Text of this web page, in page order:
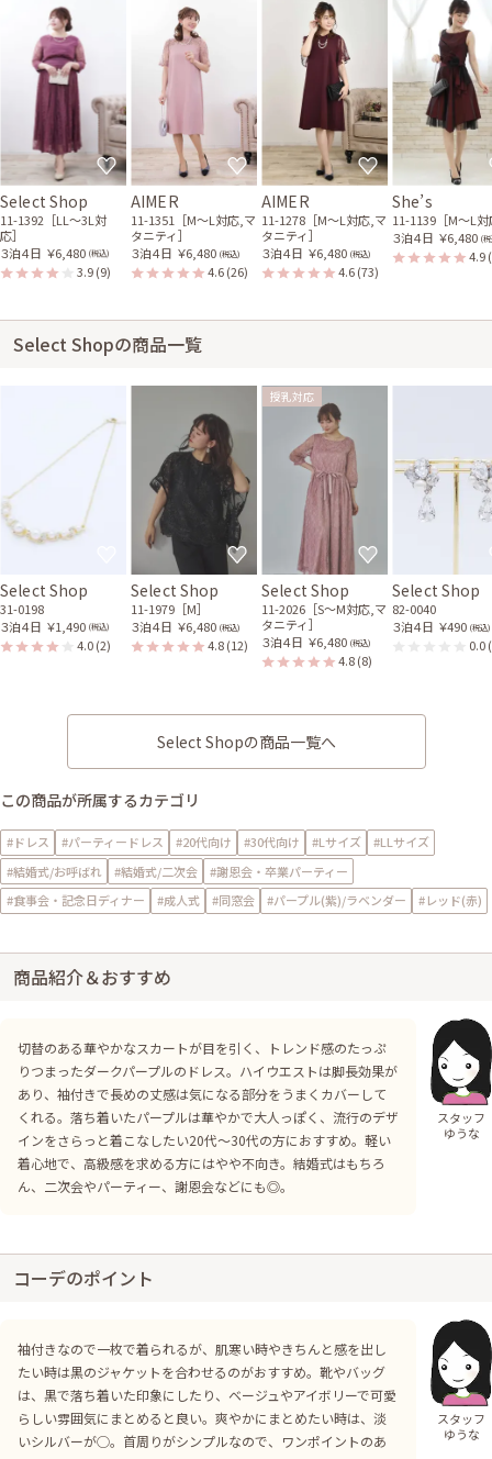
Select Shop
11-1392［LL〜3L対
応］
３泊４日 ￥6,480 (税込)
3.9(9)
AIMER
11-1351［M〜L対応,マ
タニティ］
３泊４日 ￥6,480 (税込)
4.6(26)
AIMER
11-1278［M〜L対応,マ
タニティ］
３泊４日 ￥6,480 (税込)
4.6(73)
She’s
11-1139［M〜L
３泊４日 ￥6,480 (
4.9
Select Shopの商品一覧
Select Shop
31-0198
３泊４日 ￥1,490 (税込)
4.0(2)
Select Shop
11-1979［M］
３泊４日 ￥6,480 (税込)
4.8(12)
授乳対応
Select Shop
11-2026［S〜M対応,マ
タニティ］
３泊４日 ￥6,480 (税込)
4.8(8)
Select Shop
82-0040
３泊４日 ￥490 (税込)
0.0
Select Shopの商品一覧へ
この商品が所属するカテゴリ
#ドレス #パーティードレス #20代向け #30代向け #Lサイズ
#LLサイズ
#結婚式/お呼ばれ
#結婚式/二次会
#謝恩会・卒業パーティー
#食事会・記念日ディナー
#成人式 #同窓会 #パープル(紫)/ラベンダー #レッド(赤)
商品紹介＆おすすめ
切替のある華やかなスカートが目を引く、トレンド感のたっぷ
りつまったダークパープルのドレス。ハイウエストは脚長効果が
あり、袖付きで長めの丈感は気になる部分をうまくカバーして
くれる。落ち着いたパープルは華やかで大人っぽく、流行のデザ
インをさらっと着こなしたい20代〜30代の方におすすめ。軽い
着心地で、高級感を求める方にはやや不向き。結婚式はもちろ
ん、二次会やパーティー、謝恩会などにも◎。
スタッフ
ゆうな
コーデのポイント
袖付きなので一枚で着られるが、肌寒い時やきちんと感を出し
たい時は黒のジャケットを合わせるのがおすすめ。靴やバッグ
は、黒で落ち着いた印象にしたり、ベージュやアイボリーで可愛
らしい雰囲気にまとめると良い。爽やかにまとめたい時は、淡
いシルバーが◯。首周りがシンプルなので、ワンポイントのあ
スタッフ
ゆうな